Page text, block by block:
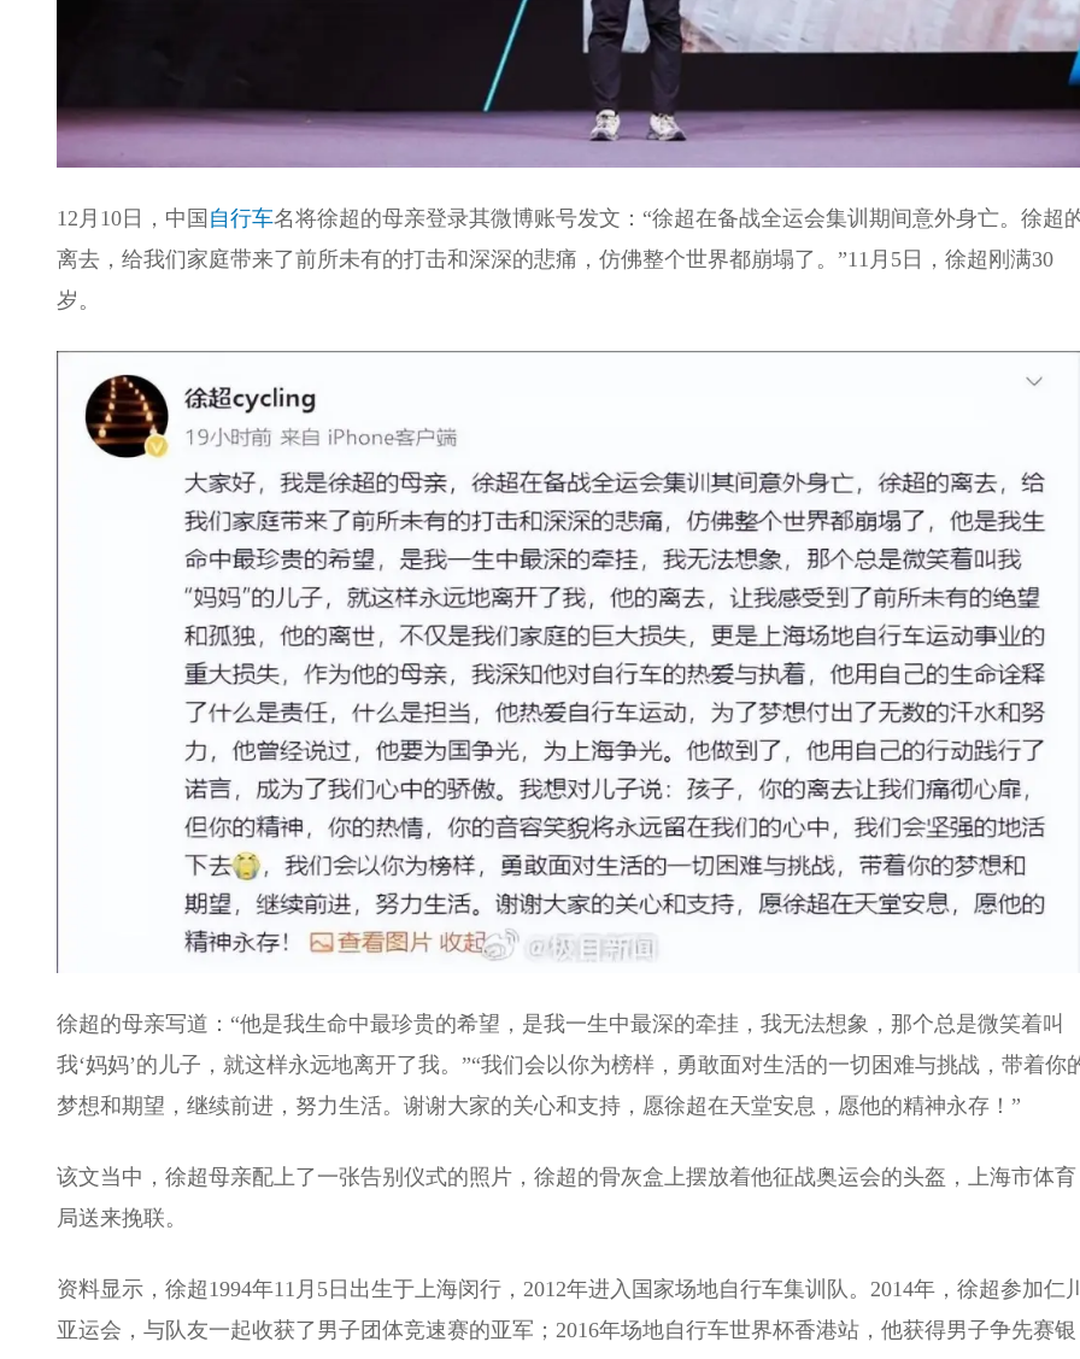
12月10日，中国 自行车名将徐超的母亲登录其微博账号发文：“徐超在备战全运会集训期间意外身亡。徐超
离去，给我们家庭带来了前所未有的打击和深深的悲痛，仿佛整个世界都崩塌了。”11月5日，徐超刚满30
岁。
徐超的母亲写道：“他是我生命中最珍贵的希望，是我一生中最深的牵挂，我无法想象，那个总是微笑着叫
我‘妈妈’的儿子，就这样永远地离开了我。”“我们会以你为榜样，勇敢面对生活的一切困难与挑战，带着你
梦想和期望，继续前进，努力生活。谢谢大家的关心和支持，愿徐超在天堂安息，愿他的精神永存！”
该文当中，徐超母亲配上了一张告别仪式的照片，徐超的骨灰盒上摆放着他征战奥运会的头盔，上海市体育
局送来挽联。
资料显示，徐超1994年11月5日出生于上海闵行，2012年进入国家场地自行车集训队。2014年，徐超参加仁
亚运会，与队友一起收获了男子团体竞速赛的亚军；2016年场地自行车世界杯香港站，他获得男子争先赛银